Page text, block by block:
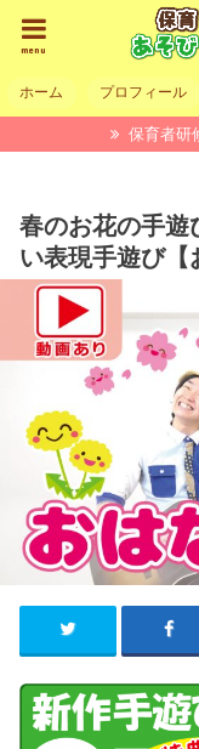
menu
ホーム プロフィール
保育者研
春のお花の手遊
い表現手遊び【